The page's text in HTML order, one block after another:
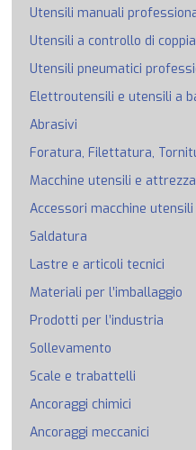
Utensili manuali
Utensili a controllo di coppia
Utensili pneumatici
Elettroutensili e utensili a
Abrasivi
Foratura, Filettatura,
Macchine utensili e
Accessori macchine utensili
Saldatura
Lastre e articoli tecnici
Materiali per l’imballaggio
Prodotti per l’industria
Sollevamento
Scale e trabattelli
Ancoraggi chimici
Ancoraggi meccanici